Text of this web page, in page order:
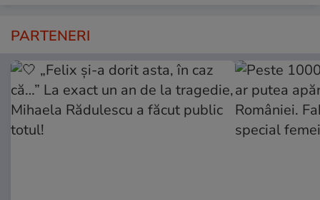
PARTENERI